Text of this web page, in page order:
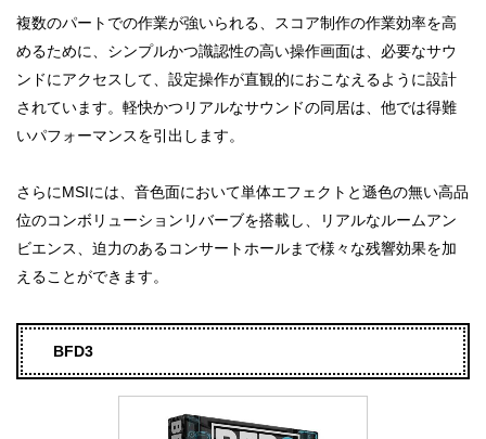
複数のパートでの作業が強いられる、スコア制作の作業効率を高
めるために、シンプルかつ識認性の高い操作画面は、必要なサウ
ンドにアクセスして、設定操作が直観的におこなえるように設計
されています。軽快かつリアルなサウンドの同居は、他では得難
いパフォーマンスを引出します。
さらにMSIには、音色面において単体エフェクトと遜色の無い高品
位のコンボリューションリバーブを搭載し、リアルなルームアン
ビエンス、迫力のあるコンサートホールまで様々な残響効果を加
えることができます。
BFD3